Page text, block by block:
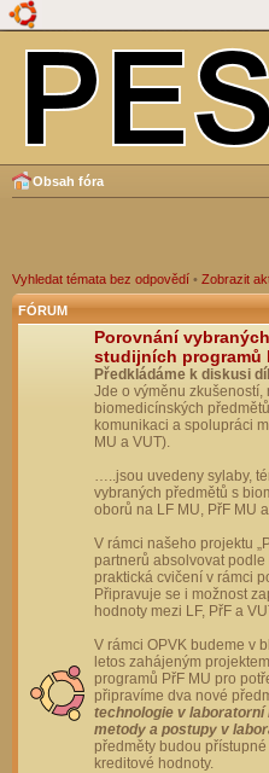
Obsah fóra
Vyhledat témata bez odpovědí • Zobrazit
FÓRUM
Porovnání
studijních programů
Předkládáme k diskusi
Jde o výměnu
biomedicínských
komunikaci a spolupráci
MU a VUT).
…..jsou uvedeny sylaby,
vybraných předmětů s
oborů na LF MU, PřF MU a
V rámci našeho projektu
partnerů absolvovat
praktická cvičení v rámci
Připravuje se i možnost
hodnoty mezi LF, PřF a
V rámci OPVK budeme v
letos zahájeným
programů PřF MU pro
připravíme dva nové
technologie v laboratorní
metody a postupy v
předměty budou
kreditové hodnoty.